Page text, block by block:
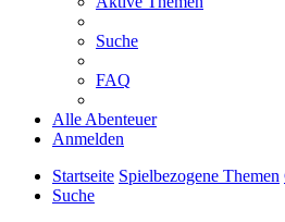
Suche
FAQ
Alle Abenteuer
Anmelden
Startseite Spielbezogene Themen
Suche